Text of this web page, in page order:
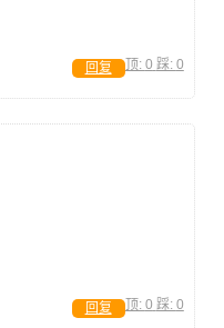
顶: 0 踩: 0
回复
顶: 0 踩: 0
回复